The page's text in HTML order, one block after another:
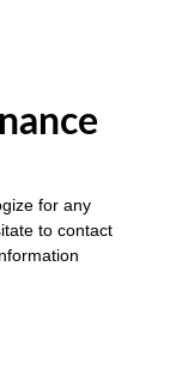
for any
to contact